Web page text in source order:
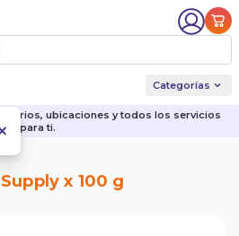
Categorías
ubicaciones y todos los servicios
para ti.
x 100 g